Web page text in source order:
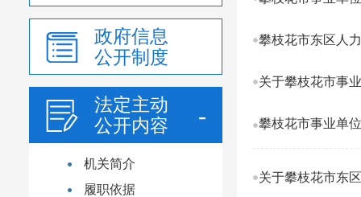
政府信息
公开制度
法定主动
公开内容
机关简介
履职依据
攀枝花市事业单
关于攀枝花市东